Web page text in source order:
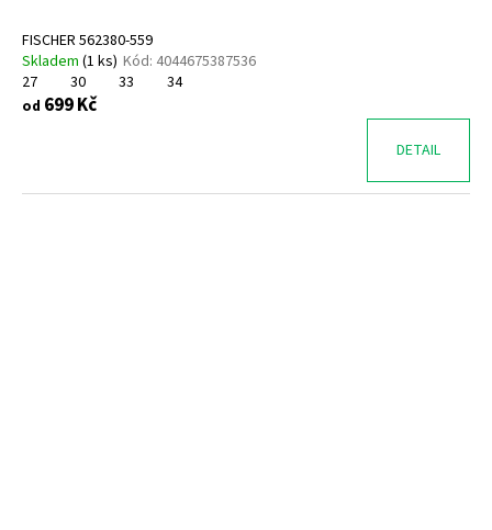
FISCHER 562380-559
Skladem (1 ks) Kód: 4044675387536
27
30 33 34
od 699 Kč
DETAIL